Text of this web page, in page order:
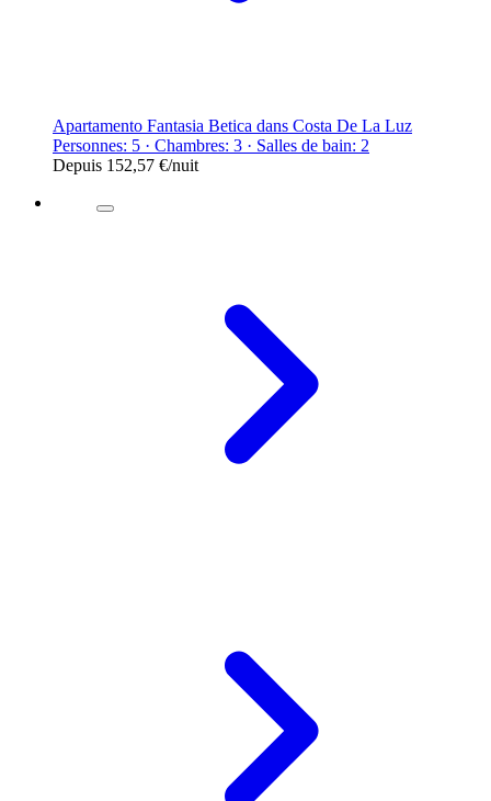
Apartamento Fantasia Betica dans Costa De La Luz
Personnes: 5 · Chambres: 3 · Salles de bain: 2
Depuis 152,57 €/nuit